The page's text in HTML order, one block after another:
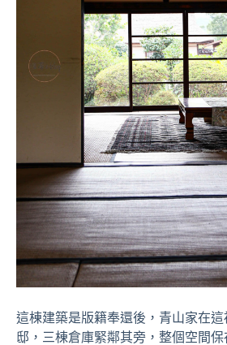
這棟建築是版籍奉還後，青山家在這
邸，三棟倉庫緊鄰其旁，整個空間